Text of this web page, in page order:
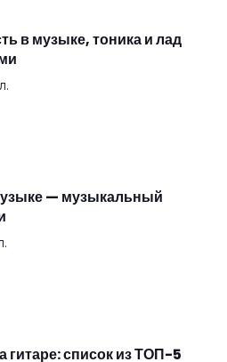
в музыке, тоника и лад
— музыкальный
гитаре: список из ТОП-5